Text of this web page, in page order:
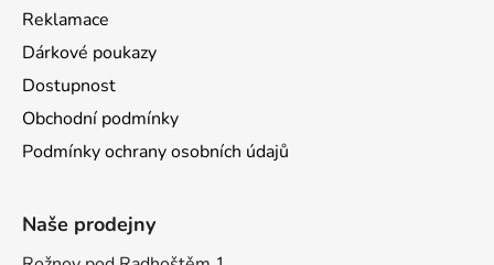
Reklamace
Dárkové poukazy
Dostupnost
Obchodní podmínky
Podmínky ochrany osobních údajů
Naše prodejny